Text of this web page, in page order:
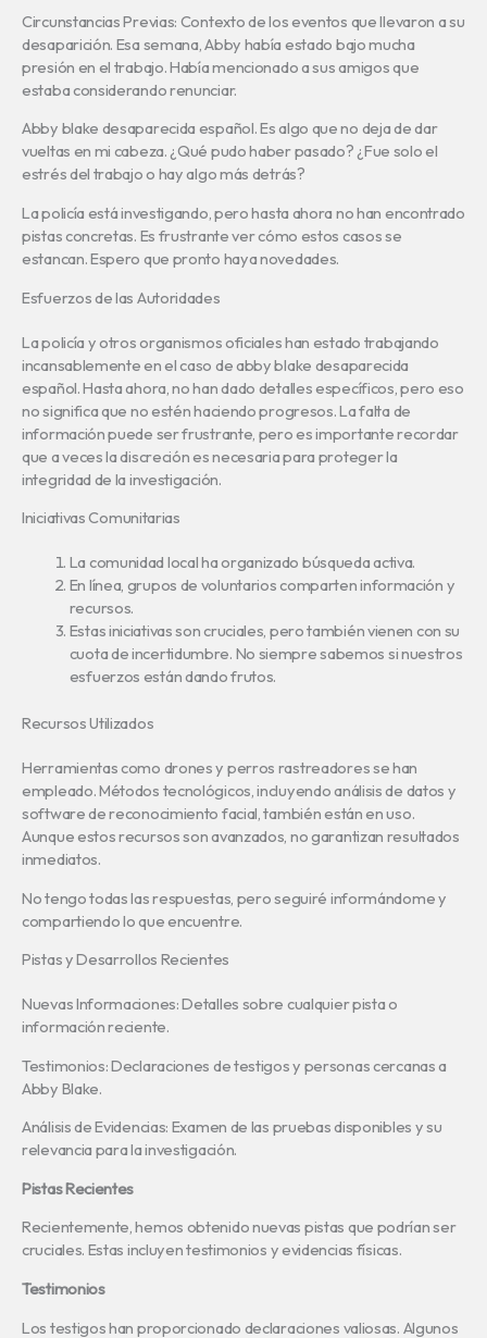
Circunstancias Previas: Contexto de los eventos que llevaron a su
desaparición. Esa semana, Abby había estado bajo mucha
presión en el trabajo. Había mencionado a sus amigos que
estaba considerando renunciar.
Abby blake desaparecida español. Es algo que no deja de dar
vueltas en mi cabeza. ¿Qué pudo haber pasado? ¿Fue solo el
estrés del trabajo o hay algo más detrás?
La policía está investigando, pero hasta ahora no han encontrado
pistas concretas. Es frustrante ver cómo estos casos se
estancan. Espero que pronto haya novedades.
Esfuerzos de las Autoridades
La policía y otros organismos oficiales han estado trabajando
incansablemente en el caso de abby blake desaparecida
español. Hasta ahora, no han dado detalles específicos, pero eso
no significa que no estén haciendo progresos. La falta de
información puede ser frustrante, pero es importante recordar
que a veces la discreción es necesaria para proteger la
integridad de la investigación.
Iniciativas Comunitarias
La comunidad local ha organizado búsqueda activa.
En línea, grupos de voluntarios comparten información y
recursos.
Estas iniciativas son cruciales, pero también vienen con su
cuota de incertidumbre. No siempre sabemos si nuestros
esfuerzos están dando frutos.
Recursos Utilizados
Herramientas como drones y perros rastreadores se han
empleado. Métodos tecnológicos, incluyendo análisis de datos y
software de reconocimiento facial, también están en uso.
Aunque estos recursos son avanzados, no garantizan resultados
inmediatos.
No tengo todas las respuestas, pero seguiré informándome y
compartiendo lo que encuentre.
Pistas y Desarrollos Recientes
Nuevas Informaciones: Detalles sobre cualquier pista o
información reciente.
Testimonios: Declaraciones de testigos y personas cercanas a
Abby Blake.
Análisis de Evidencias: Examen de las pruebas disponibles y su
relevancia para la investigación.
Pistas Recientes
Recientemente, hemos obtenido nuevas pistas que podrían ser
cruciales. Estas incluyen testimonios y evidencias físicas.
Testimonios
Los testigos han proporcionado declaraciones valiosas. Algunos